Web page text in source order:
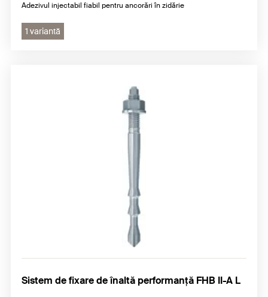
Adezivul injectabil fiabil pentru ancorări în zidărie
1 variantă
Sistem de fixare de înaltă performanţă FHB II-A L